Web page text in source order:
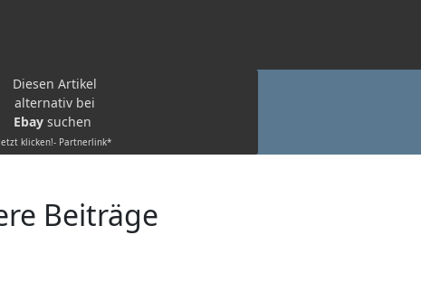
Diesen Artikel
alternativ bei
Ebay suchen
Jetzt klicken!- Partnerlink*
Beiträge